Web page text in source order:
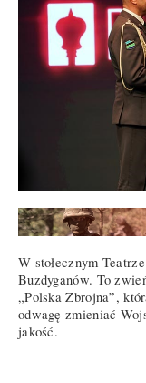
W stołecznym
Buzdyganów. To
„Polska Zbrojna”,
odwagę zmieniać
jakość.